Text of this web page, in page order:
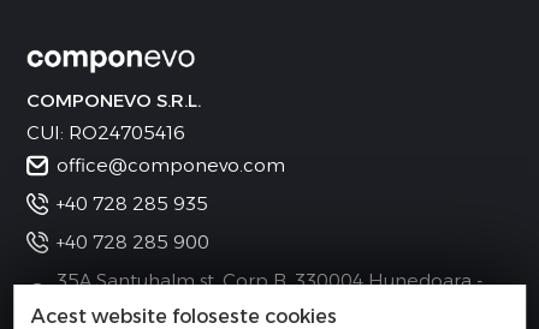
COMPONEVO S.R.L.
CUI: RO24705416
office@componevo.com
+40 728 285 935
+40 728 285 900
35A Santuhalm st. Corp B, 330004 Hunedoara -
Romania
Acest website foloseste cookies